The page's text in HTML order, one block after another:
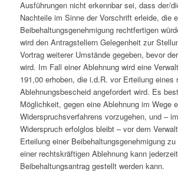
Ausführungen nicht erkennbar sei, dass der/
Nachteile im Sinne der Vorschrift erleide, die
Beibehaltungsgenehmigung rechtfertigen
wird den Antragstellern Gelegenheit zur
Vortrag weiterer Umstände gegeben, bevor
wird. Im Fall einer Ablehnung wird eine
191,00 erhoben, die i.d.R. vor Erteilung eines
Ablehnungsbescheid angefordert wird. Es
Möglichkeit, gegen eine Ablehnung im Wege
Widerspruchsverfahrens vorzugehen, und –
Widerspruch erfolglos bleibt – vor dem
Erteilung einer Beibehaltungsgenehmigung
einer rechtskräftigen Ablehnung kann
Beibehaltungsantrag gestellt werden kann.